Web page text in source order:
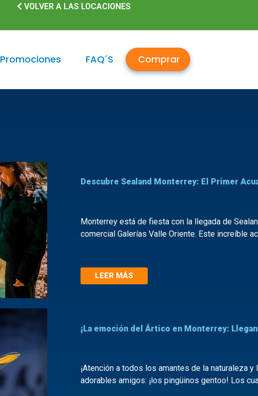
VOLVER A LAS LOCACIONES
Promociones FAQ´S Comprar
Descubre Sealand Monterrey: El Primer
Monterrey está de fiesta con la llegada de
comercial Galerías Valle Oriente. Este increíble
LEER MÁS
¡La emoción del Ártico en Monterrey:
¡Atención a todos los amantes de la naturaleza
adorables amigos: ¡los pingüinos gentoo! Los